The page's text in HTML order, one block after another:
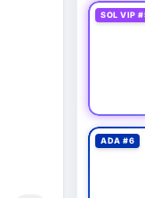
tới.
SOL VIP
ADA #6